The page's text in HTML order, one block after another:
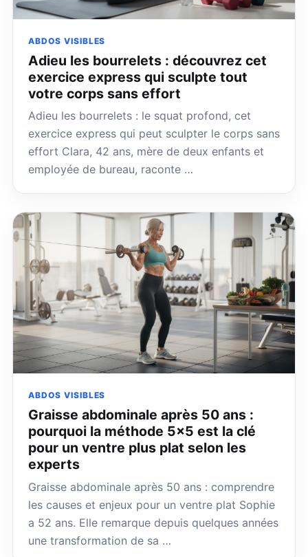
ABDOS VISIBLES
Adieu les bourrelets : découvrez cet
exercice express qui sculpte tout
votre corps sans effort
Adieu les bourrelets : le squat profond, cet
exercice express qui peut sculpter le corps sans
effort Clara, 42 ans, mère de deux enfants et
employée de bureau, raconte …
ABDOS VISIBLES
Graisse abdominale après 50 ans :
pourquoi la méthode 5×5 est la clé
pour un ventre plus plat selon les
experts
Graisse abdominale après 50 ans : comprendre
les causes et enjeux pour un ventre plat Sophie
a 52 ans. Elle remarque depuis quelques années
une transformation de sa …